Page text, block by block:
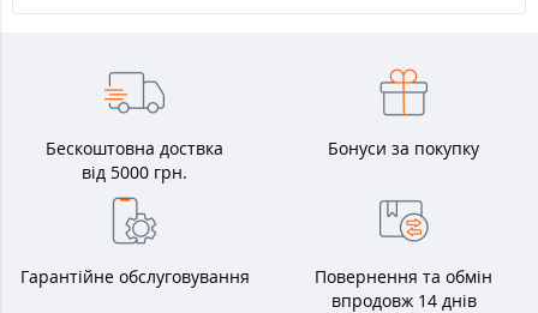
Бескоштовна доствка
від 5000 грн.
Бонуси за покупку
Гарантійне обслуговування
Повернення та обмін
впродовж 14 днів